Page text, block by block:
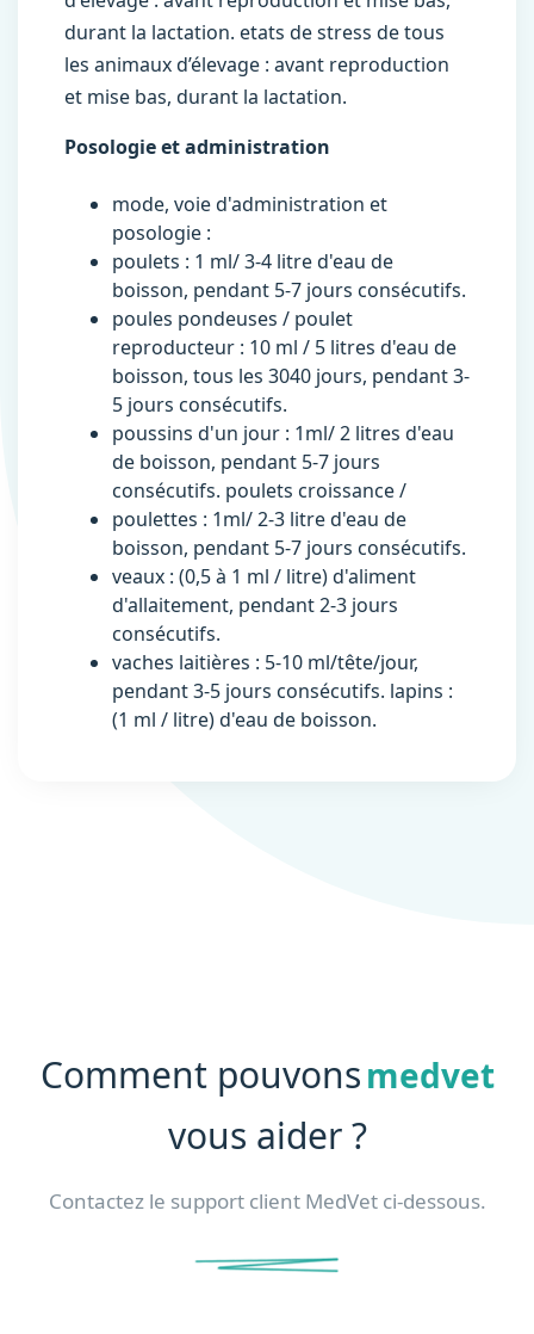
durant la lactation. etats de stress de tous
les animaux d’élevage : avant reproduction
et mise bas, durant la lactation.
Posologie et administration
mode, voie d'administration et
posologie :
poulets : 1 ml/ 3-4 litre d'eau de
boisson, pendant 5-7 jours consécutifs.
poules pondeuses / poulet
reproducteur : 10 ml / 5 litres d'eau de
boisson, tous les 3040 jours, pendant 3-
5 jours consécutifs.
poussins d'un jour : 1ml/ 2 litres d'eau
de boisson, pendant 5-7 jours
consécutifs. poulets croissance /
poulettes : 1ml/ 2-3 litre d'eau de
boisson, pendant 5-7 jours consécutifs.
veaux : (0,5 à 1 ml / litre) d'aliment
d'allaitement, pendant 2-3 jours
consécutifs.
vaches laitières : 5-10 ml/tête/jour,
pendant 3-5 jours consécutifs. lapins :
(1 ml / litre) d'eau de boisson.
Comment pouvonsmedvet
vous aider ?
Contactez le support client MedVet ci-dessous.